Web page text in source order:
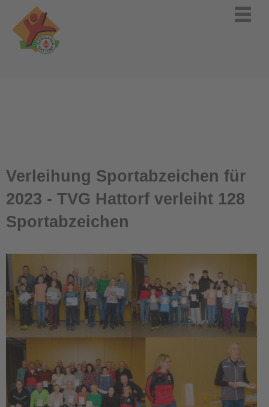
Verleihung Sportabzeichen für
2023 - TVG Hattorf verleiht 128
Sportabzeichen